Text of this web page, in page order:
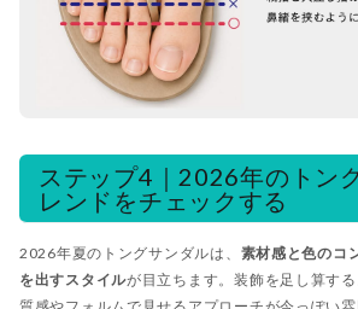
ステップ4｜2026年のトン
レンドをチェックする
2026年夏のトングサンダルは、 素材感と色のコ
を出すスタイルが目立ちます。装飾を足し算す